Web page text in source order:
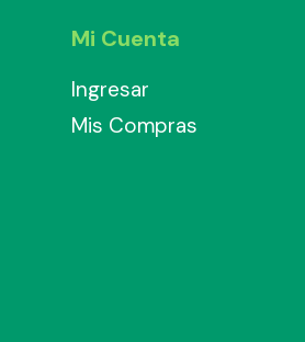
Mi Cuenta
Ingresar
Mis Compras